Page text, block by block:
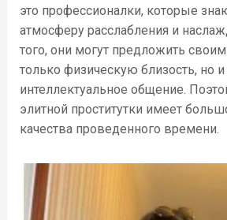
это профессионалки, которые
атмосферу расслабления и
того, они могут предложить
только физическую близость, но и
интеллектуальное общение.
элитной проститутки имеет
качества проведенного времени.